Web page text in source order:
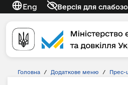
Eng Версія для
Головна / Додаткове меню / Прес-